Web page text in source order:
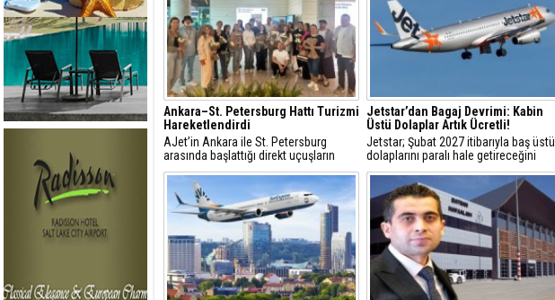
Ankara–St. Petersburg Hattı Turizmi
Hareketlendirdi
AJet’in Ankara ile St. Petersburg
arasında başlattığı direkt uçuşların
ardından, Başkent ve çevresinin turizm
potansiyelinin Rus pazarında
tanıtılması amacıyla kapsamlı bir
tanıtım organizasyonu hayata
geçiriliyor
Jetstar’dan Bagaj Devrimi: Kabin
Üstü Dolaplar Artık Ücretli!
Jetstar; Şubat 2027 itibarıyla baş üstü
dolaplarını paralı hale getireceğini
açıkladı